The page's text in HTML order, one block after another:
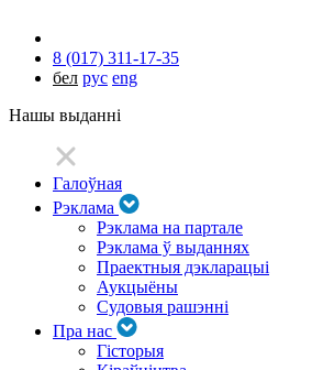
8 (017) 311-17-35
бел рус eng
Нашы выданні
Галоўная
Рэклама
Рэклама на партале
Рэклама ў выданнях
Праектныя дэкларацыі
Аукцыёны
Судовыя рашэнні
Пра нас
Гісторыя